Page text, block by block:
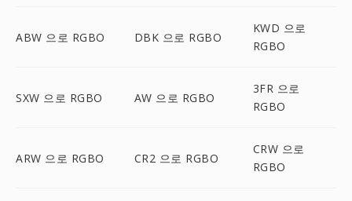
ABW 으로 RGBO DBK 으로 RGBO
KWD 으로
RGBO
SXW 으로 RGBO AW 으로 RGBO
3FR 으로
RGBO
ARW 으로 RGBO CR2 으로 RGBO
CRW 으로
RGBO